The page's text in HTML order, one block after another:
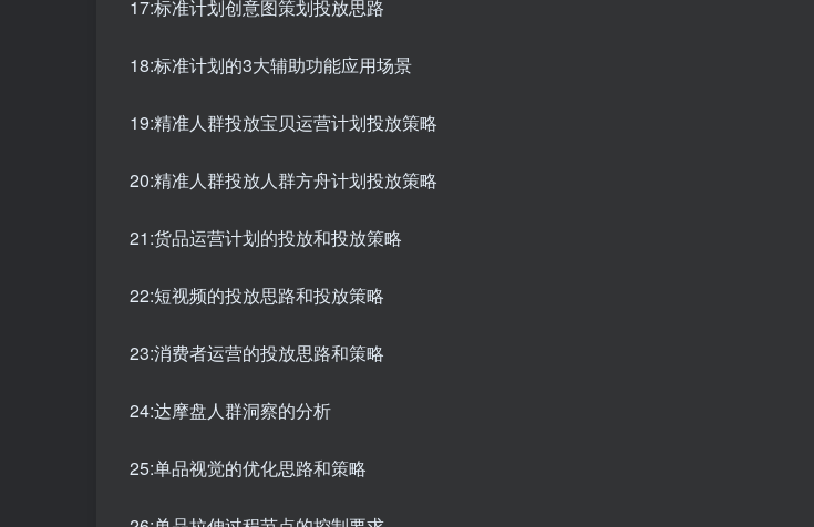
17:标准计划创意图策划投放思路
18:标准计划的3大辅助功能应用场景
19:精准人群投放宝贝运营计划投放策略
20:精准人群投放人群方舟计划投放策略
21:货品运营计划的投放和投放策略
22:短视频的投放思路和投放策略
23:消费者运营的投放思路和策略
24:达摩盘人群洞察的分析
25:单品视觉的优化思路和策略